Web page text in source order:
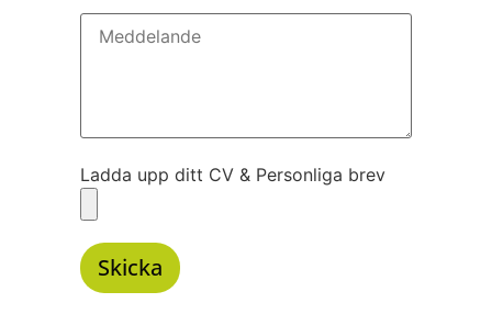
Ladda upp ditt CV & Personliga brev